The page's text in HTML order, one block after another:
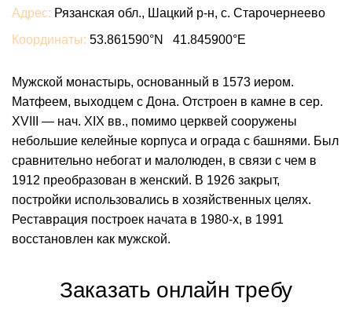
Адрес: Рязанская обл., Шацкий р-н, с. Старочернеево
Координаты: 53.861590°N 41.845900°E
Мужской монастырь, основанный в 1573 иером.
Матфеем, выходцем с Дона. Отстроен в камне в сер.
XVIII — нач. XIX вв., помимо церквей сооружены
небольшие келейные корпуса и ограда с башнями. Был
сравнительно небогат и малолюден, в связи с чем в
1912 преобразован в женский. В 1926 закрыт,
постройки использовались в хозяйственных целях.
Реставрация построек начата в 1980-х, в 1991
восстановлен как мужской.
Заказать онлайн требу